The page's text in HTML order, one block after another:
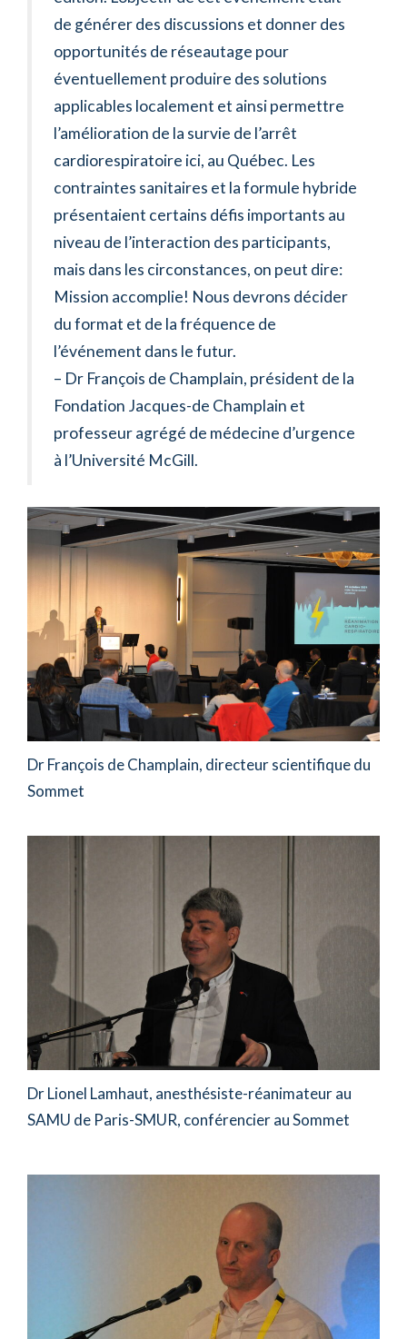
de générer des discussions et donner des
opportunités de réseautage pour
éventuellement produire des solutions
applicables localement et ainsi permettre
l’amélioration de la survie de l’arrêt
cardiorespiratoire ici, au Québec. Les
contraintes sanitaires et la formule hybride
présentaient certains défis importants au
niveau de l’interaction des participants,
mais dans les circonstances, on peut dire:
Mission accomplie! Nous devrons décider
du format et de la fréquence de
l’événement dans le futur.
– Dr François de Champlain, président de la
Fondation Jacques-de Champlain et
professeur agrégé de médecine d’urgence
à l’Université McGill.
Dr François de Champlain, directeur scientifique du
Sommet
Dr Lionel Lamhaut, anesthésiste-réanimateur au
SAMU de Paris-SMUR, conférencier au Sommet